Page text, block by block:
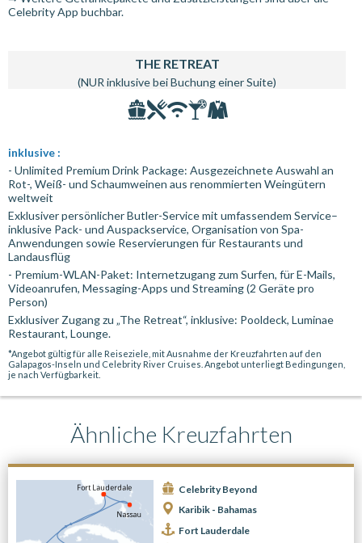
Celebrity App buchbar.
THE RETREAT
(NUR inklusive bei Buchung einer Suite)
inklusive :
- Unlimited Premium Drink Package: Ausgezeichnete Auswahl an
Rot-, Weiß- und Schaumweinen aus renommierten Weingütern
weltweit
Exklusiver persönlicher Butler-Service mit umfassendem Service–
inklusive Pack- und Auspackservice, Organisation von Spa-
Anwendungen sowie Reservierungen für Restaurants und
Landausflüg
- Premium-WLAN-Paket: Internetzugang zum Surfen, für E-Mails,
Videoanrufen, Messaging-Apps und Streaming (2 Geräte pro
Person)
Exklusiver Zugang zu „The Retreat“, inklusive: Pooldeck, Luminae
Restaurant, Lounge.
*Angebot gültig für alle Reiseziele, mit Ausnahme der Kreuzfahrten auf den
Galapagos-Inseln und Celebrity River Cruises. Angebot unterliegt Bedingungen,
je nach Verfügbarkeit.
Ähnliche Kreuzfahrten
Celebrity Beyond
Karibik - Bahamas
Fort Lauderdale